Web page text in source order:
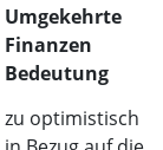
Umgekehrte
Finanzen
Bedeutung
zu optimistisch